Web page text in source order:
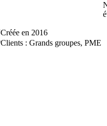
Créée en 2016
Clients : Grands groupes, PME